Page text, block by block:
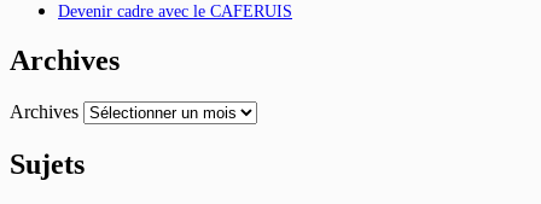
Devenir cadre avec le CAFERUIS
Archives
Archives
Sujets